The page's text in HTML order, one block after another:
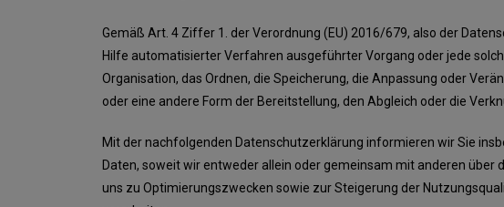
Gemäß Art. 4 Ziffer 1. der Verordnung (EU) 2016/679, also der
Hilfe automatisierter Verfahren ausgeführter Vorgang oder jede
Organisation, das Ordnen, die Speicherung, die Anpassung oder
oder eine andere Form der Bereitstellung, den Abgleich oder die
Mit der nachfolgenden Datenschutzerklärung informieren wir Sie
Daten, soweit wir entweder allein oder gemeinsam mit anderen
uns zu Optimierungszwecken sowie zur Steigerung der